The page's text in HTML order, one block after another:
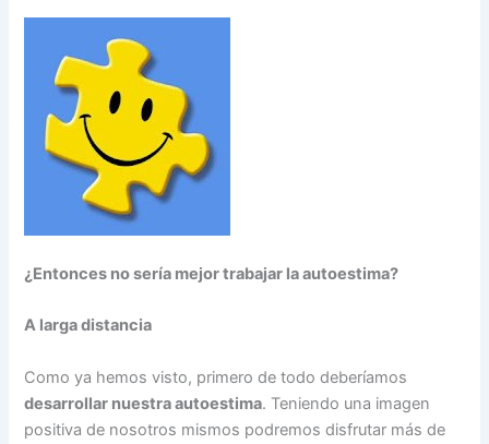
¿Entonces no sería mejor trabajar la autoestima?
A larga distancia
Como ya hemos visto, primero de todo deberíamos
desarrollar nuestra autoestima. Teniendo una imagen
positiva de nosotros mismos podremos disfrutar más de